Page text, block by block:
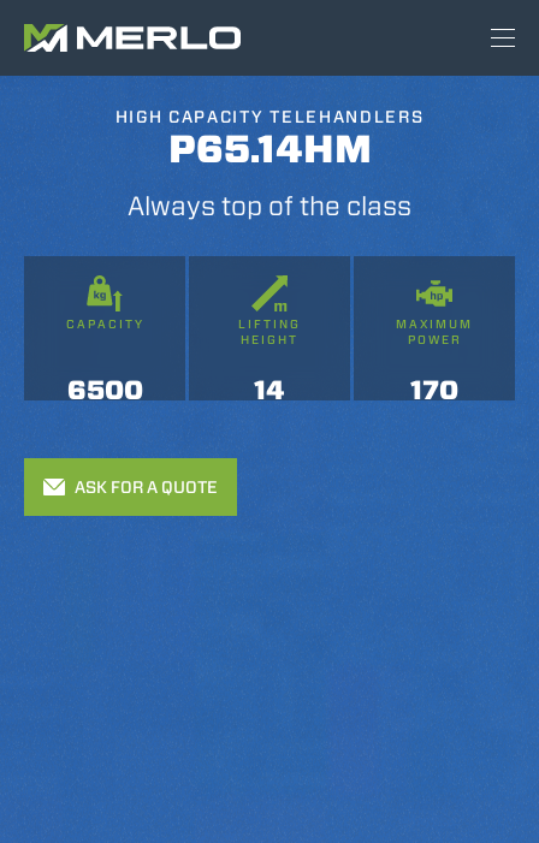
HIGH CAPACITY TELEHANDLERS
P65.14HM
Always top of the class
CAPACITY
6500
LIFTING
HEIGHT
14
MAXIMUM
POWER
170
ASK FOR A QUOTE